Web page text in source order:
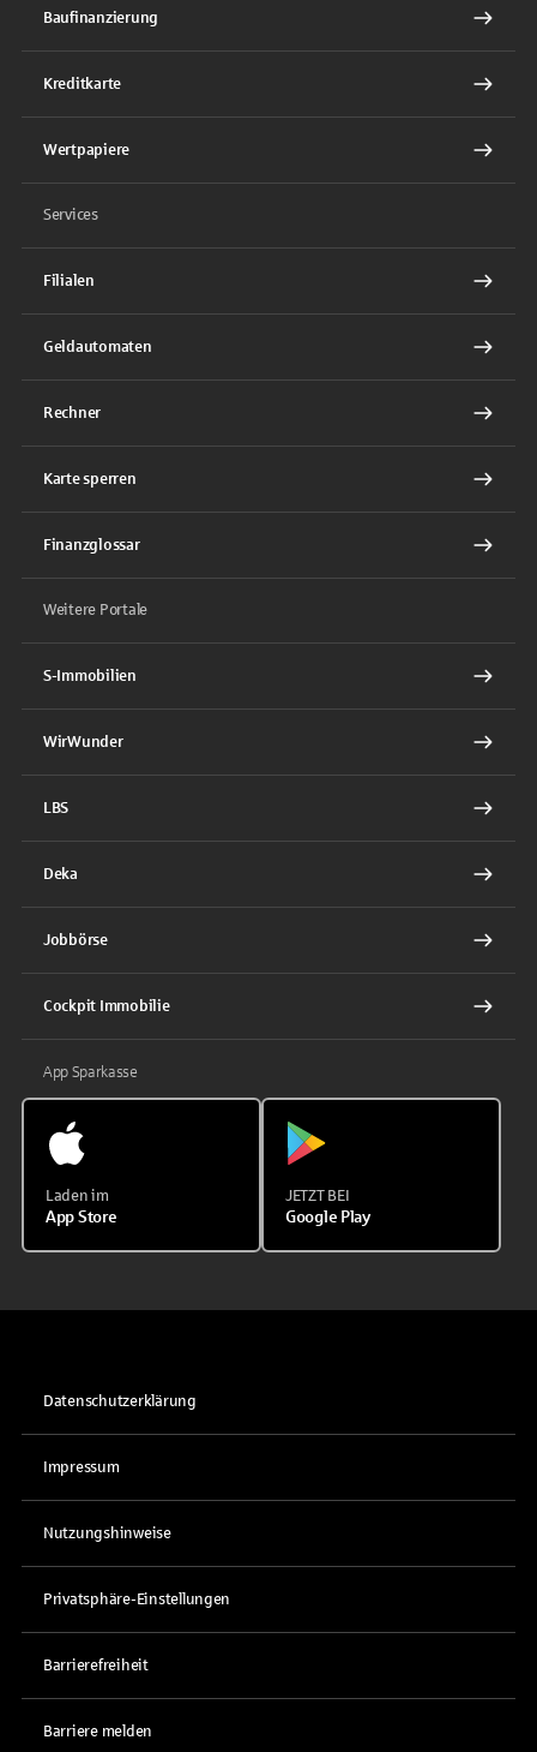
Baufinanzierung
Kreditkarte
Wertpapiere
Services
Filialen
Geldautomaten
Rechner
Karte sperren
Finanzglossar
Weitere Portale
S-Immobilien
WirWunder
LBS
Deka
Jobbörse
Cockpit Immobilie
App Sparkasse
Laden im
App Store
JETZT BEI
Google Play
Datenschutzerklärung
Impressum
Nutzungshinweise
Privatsphäre-Einstellungen
Barrierefreiheit
Barriere melden